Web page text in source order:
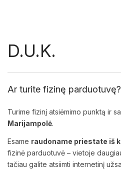
D.U.K.
Ar turite fizinę parduotuvę?
Turime fizinį atsiėmimo punktą ir
Marijampolė.
Esame raudoname priestate iš
fizinė parduotuvė – vietoje
tačiau galite atsiimti internetinį